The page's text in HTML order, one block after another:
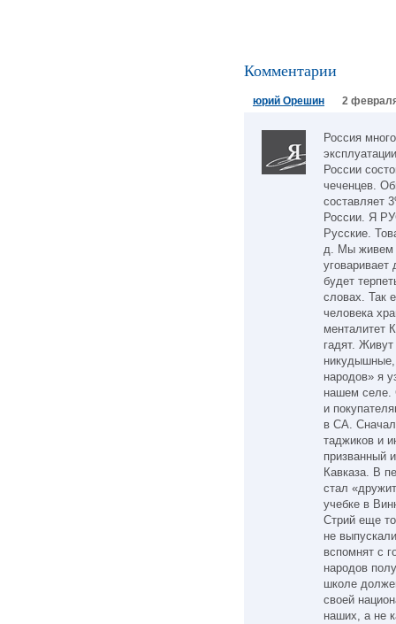
Комментарии
юрий Орешин 2
Россия
России
чеченцев.
составляет
России. Я
Русские.
д. Мы живем
будет
словах. Так
человека
менталитет
гадят.
народов» я
нашем селе.
и
в СА.
таджиков и
призванный
Кавказа. В
стал
учебке в
Стрий еще
не
вспомнят с
народов
школе
своей
наших, а не